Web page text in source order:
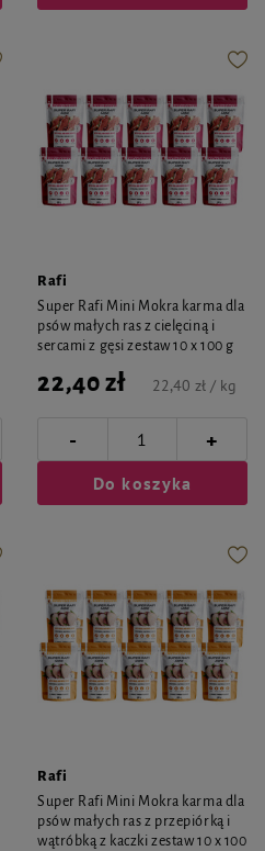
Rafi
Super Rafi Mini Mokra karma dla
psów małych ras z cielęciną i
sercami z gęsi zestaw 10 x 100 g
22,40 zł 22,40 zł / kg
- +
Do koszyka
Rafi
Super Rafi Mini Mokra karma dla
psów małych ras z przepiórką i
wątróbką z kaczki zestaw 10 x 100